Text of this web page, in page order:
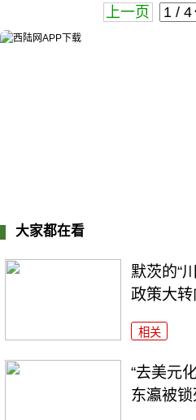
上一页
大家都在看
默茨的“
政策大转
相关
“去美元
东瀛被锁